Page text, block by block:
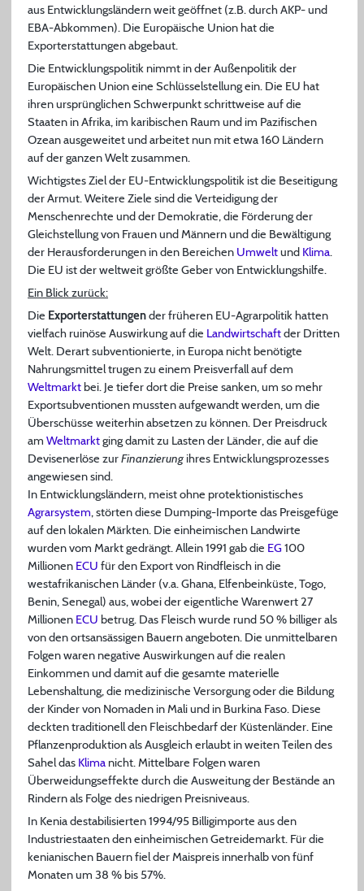
aus Entwicklungsländern weit geöffnet (z.B. durch AKP- und
EBA-Abkommen). Die Europäische Union hat die
Exporterstattungen abgebaut.
Die Entwicklungspolitik nimmt in der Außenpolitik der
Europäischen Union eine Schlüsselstellung ein. Die EU hat
ihren ursprünglichen Schwerpunkt schrittweise auf die
Staaten in Afrika, im karibischen Raum und im Pazifischen
Ozean ausgeweitet und arbeitet nun mit etwa 160 Ländern
auf der ganzen Welt zusammen.
Wichtigstes Ziel der EU-Entwicklungspolitik ist die Beseitigung
der Armut. Weitere Ziele sind die Verteidigung der
Menschenrechte und der Demokratie, die Förderung der
Gleichstellung von Frauen und Männern und die Bewältigung
der Herausforderungen in den Bereichen Umweltund Klima.
Die EU ist der weltweit größte Geber von Entwicklungshilfe.
Ein Blick zurück:
Die Exporterstattungender früheren EU-Agrarpolitik hatten
vielfach ruinöse Auswirkung auf die Landwirtschaftder Dritten
Welt. Derart subventionierte, in Europa nicht benötigte
Nahrungsmittel trugen zu einem Preisverfall auf dem
Weltmarktbei. Je tiefer dort die Preise sanken, um so mehr
Exportsubventionen mussten aufgewandt werden, um die
Überschüsse weiterhin absetzen zu können. Der Preisdruck
am Weltmarktging damit zu Lasten der Länder, die auf die
Devisenerlöse zurFinanzierungihres Entwicklungsprozesses
angewiesen sind.
In Entwicklungsländern, meist ohne protektionistisches
Agrarsystem, störten diese Dumping-Importe das Preisgefüge
auf den lokalen Märkten. Die einheimischen Landwirte
wurden vom Markt gedrängt. Allein 1991 gab die EG100
Millionen ECU für den Export von Rindfleisch in die
westafrikanischen Länder (v.a. Ghana, Elfenbeinküste, Togo,
Benin, Senegal) aus, wobei der eigentliche Warenwert 27
Millionen ECU betrug. Das Fleisch wurde rund 50 % billiger als
von den ortsansässigen Bauern angeboten. Die unmittelbaren
Folgen waren negative Auswirkungen auf die realen
Einkommen und damit auf die gesamte materielle
Lebenshaltung, die medizinische Versorgung oder die Bildung
der Kinder von Nomaden in Mali und in Burkina Faso. Diese
deckten traditionell den Fleischbedarf der Küstenländer. Eine
Pflanzenproduktion als Ausgleich erlaubt in weiten Teilen des
Sahel das Klimanicht. Mittelbare Folgen waren
Überweidungseffekte durch die Ausweitung der Bestände an
Rindern als Folge des niedrigen Preisniveaus.
In Kenia destabilisierten 1994/95 Billigimporte aus den
Industriestaaten den einheimischen Getreidemarkt. Für die
kenianischen Bauern fiel der Maispreis innerhalb von fünf
Monaten um 38 % bis 57%.